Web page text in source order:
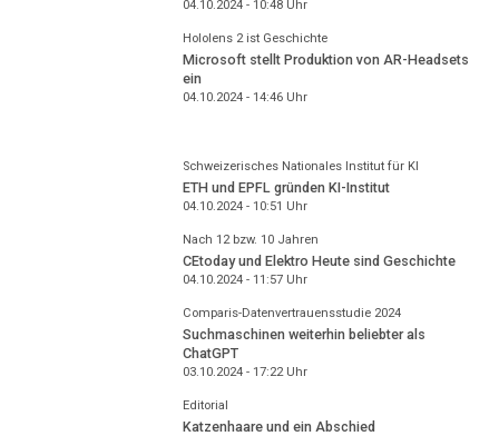
04.10.2024 - 10:48Uhr
Hololens 2 ist Geschichte
Microsoft stellt Produktion von AR-Headsets
ein
04.10.2024 - 14:46Uhr
Schweizerisches Nationales Institut für KI
ETH und EPFL gründen KI-Institut
04.10.2024 - 10:51 Uhr
Nach 12 bzw. 10 Jahren
CEtoday und Elektro Heute sind Geschichte
04.10.2024 - 11:57Uhr
Comparis-Datenvertrauensstudie 2024
Suchmaschinen weiterhin beliebter als
ChatGPT
03.10.2024 - 17:22Uhr
Editorial
Katzenhaare und ein Abschied